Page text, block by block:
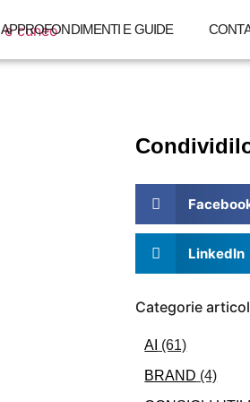
APPROFONDIMENTI E GUIDE
LinkedIn
Categorie
AI (61)
BRAND (4)